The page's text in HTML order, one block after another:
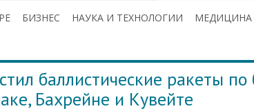
БИЗНЕС НАУКА И ТЕХНОЛОГИИ МЕДИЦИНА
баллистические ракеты
Бахрейне и Кувейте